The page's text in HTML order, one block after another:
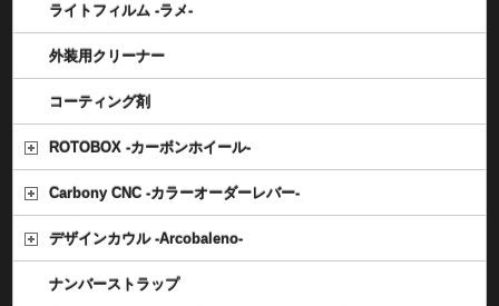
ライトフィルム -ラメ-
外装用クリーナー
コーティング剤
ROTOBOX -カーボンホイール-
Carbony CNC -カラーオーダーレバー-
デザインカウル -Arcobaleno-
ナンバーストラップ